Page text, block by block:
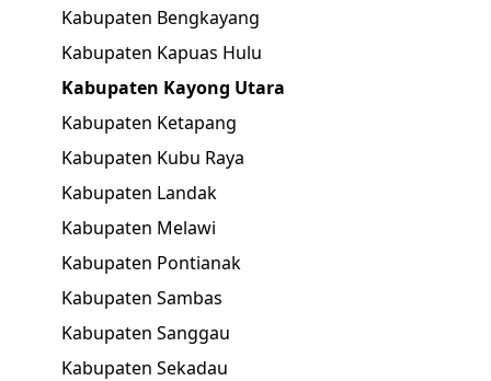
Kabupaten Bengkayang
Kabupaten Kapuas Hulu
Kabupaten Kayong Utara
Kabupaten Ketapang
Kabupaten Kubu Raya
Kabupaten Landak
Kabupaten Melawi
Kabupaten Pontianak
Kabupaten Sambas
Kabupaten Sanggau
Kabupaten Sekadau